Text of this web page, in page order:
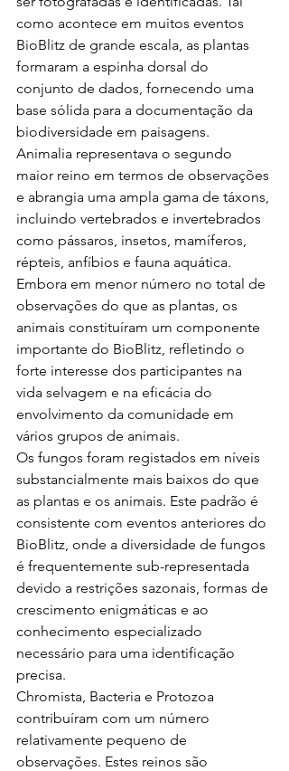
como acontece em muitos eventos
BioBlitz de grande escala, as plantas
formaram a espinha dorsal do
conjunto de dados, fornecendo uma
base sólida para a documentação da
biodiversidade em paisagens.
Animalia representava o segundo
maior reino em termos de observações
e abrangia uma ampla gama de táxons,
incluindo vertebrados e invertebrados
como pássaros, insetos, mamíferos,
répteis, anfíbios e fauna aquática.
Embora em menor número no total de
observações do que as plantas, os
animais constituíram um componente
importante do BioBlitz, refletindo o
forte interesse dos participantes na
vida selvagem e na eficácia do
envolvimento da comunidade em
vários grupos de animais.
Os fungos foram registados em níveis
substancialmente mais baixos do que
as plantas e os animais. Este padrão é
consistente com eventos anteriores do
BioBlitz, onde a diversidade de fungos
é frequentemente sub-representada
devido a restrições sazonais, formas de
crescimento enigmáticas e ao
conhecimento especializado
necessário para uma identificação
precisa.
Chromista, Bacteria e Protozoa
contribuíram com um número
relativamente pequeno de
observações. Estes reinos são